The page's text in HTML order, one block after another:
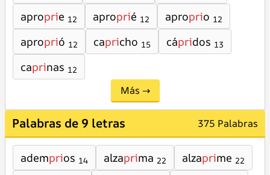
aproprie 12 aproprié 12 aproprio 12
aproprió 12 capricho 15 cápridos 13
caprinas 12
Más →
Palabras de 9 letras 375 Palabras
ademprios 14 alzaprima 22 alzaprime 22